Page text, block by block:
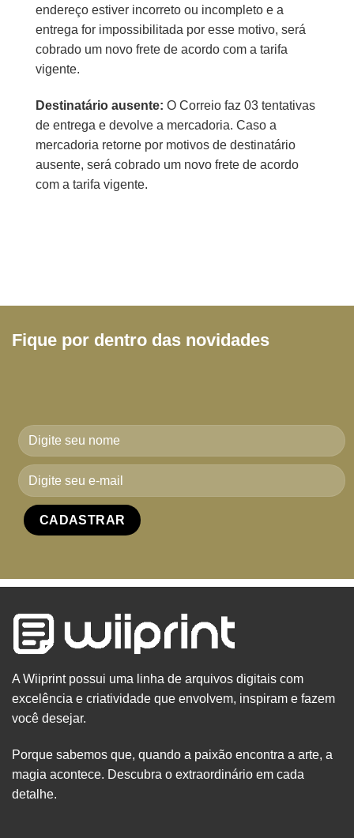
endereço estiver incorreto ou incompleto e a
entrega for impossibilitada por esse motivo, será
cobrado um novo frete de acordo com a tarifa
vigente.
Destinatário ausente: O Correio faz 03 tentativas
de entrega e devolve a mercadoria. Caso a
mercadoria retorne por motivos de destinatário
ausente, será cobrado um novo frete de acordo
com a tarifa vigente.
Fique por dentro das novidades
A Wiiprint possui uma linha de arquivos digitais com
excelência e criatividade que envolvem, inspiram e fazem
você desejar.
Porque sabemos que, quando a paixão encontra a arte, a
magia acontece. Descubra o extraordinário em cada
detalhe.